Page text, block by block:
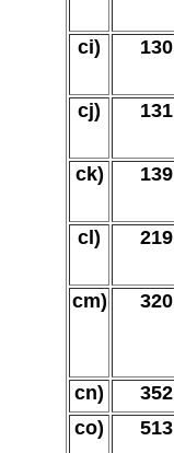
ci) 130
cj) 131
ck) 139
cl) 219
cm) 320
cn) 352
co) 513